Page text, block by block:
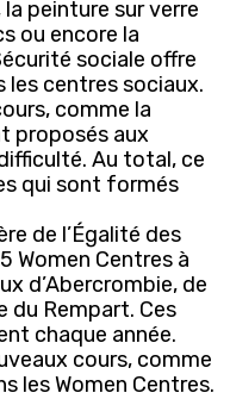
peinture sur verre
ou encore la
sociale offre
les centres sociaux.
comme la
proposés aux
Au total, ce
qui sont formés
de l’Égalité des
Women Centres à
d’Abercrombie, de
du Rempart. Ces
chaque année.
cours, comme
les Women Centres.